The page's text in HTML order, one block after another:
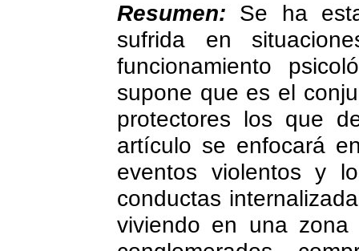
Resumen: Se ha
sufrida en
funcionamiento
supone que es el
protectores los que
artículo se enfocará
eventos violentos y
conductas
viviendo en una